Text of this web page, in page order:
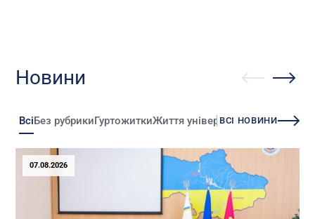
Новини
ВсіБез рубрикиГуртожиткиЖиття університетуЗміни
ВСІ НОВИНИ
07.08.2026